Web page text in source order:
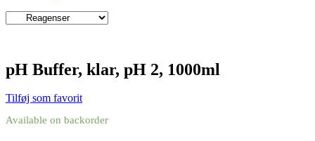
pH Buffer, klar, pH 2, 1000ml
Tilføj som favorit
Available on backorder